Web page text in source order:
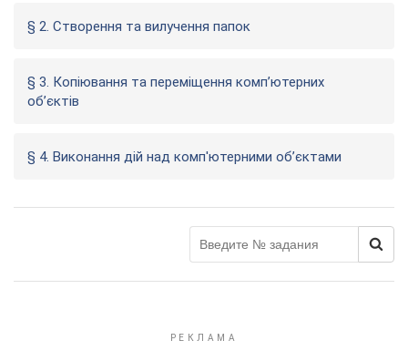
§ 2. Створення та вилучення папок
§ 3. Копіювання та переміщення комп’ютерних
об’єктів
§ 4. Виконання дій над комп'ютерними об’єктами